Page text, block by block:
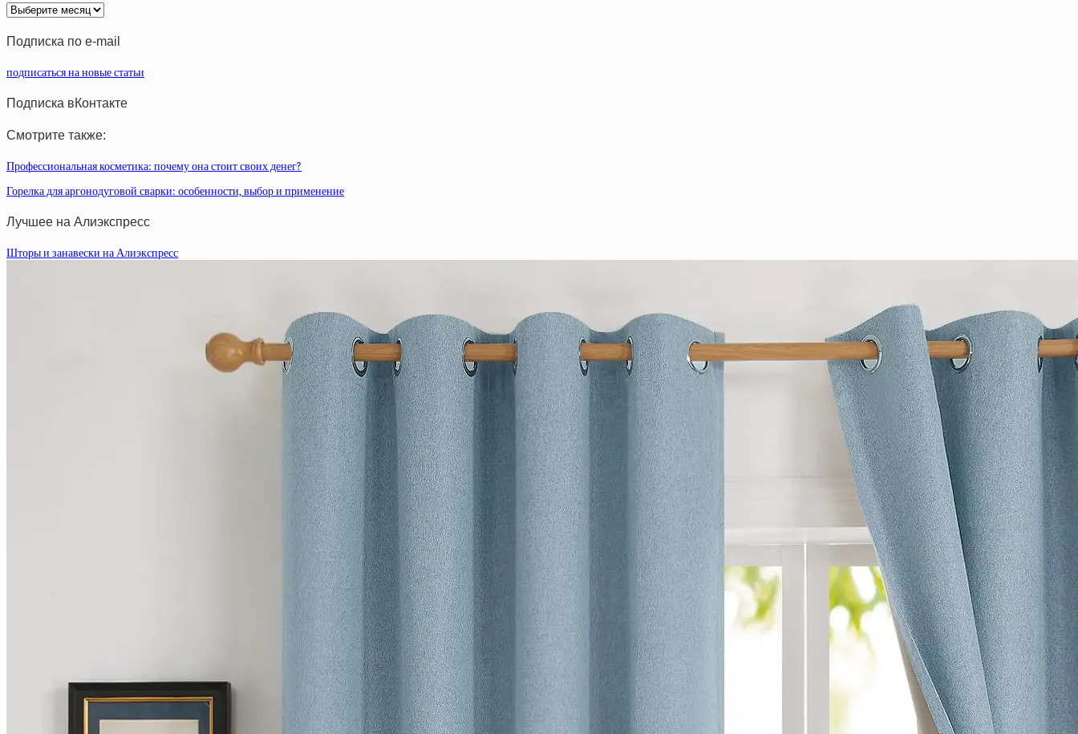
Архив
статей
Подписка по e-mail
подписаться на новые статьи
Подписка вКонтакте
Смотрите также:
Профессиональная косметика: почему она стоит своих денег?
Горелка для аргонодуговой сварки: особенности, выбор и применение
Лучшее на Алиэкспресс
Шторы и занавески на Алиэкспресс